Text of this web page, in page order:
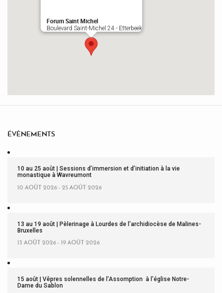
Forum Saint Michel
Boulevard Saint-Michel 24 - Etterbeek
ÉVÈNEMENTS
10 au 25 août | Sessions d’immersion et d’initiation à la vie
monastique à Wavreumont
10 AOÛT 2026 - 25 AOÛT 2026
13 au 19 août | Pèlerinage à Lourdes de l’archidiocèse de Malines-
Bruxelles
13 AOÛT 2026 - 19 AOÛT 2026
15 août | Vêpres solennelles de l’Assomption à l’église Notre-
Dame du Sablon